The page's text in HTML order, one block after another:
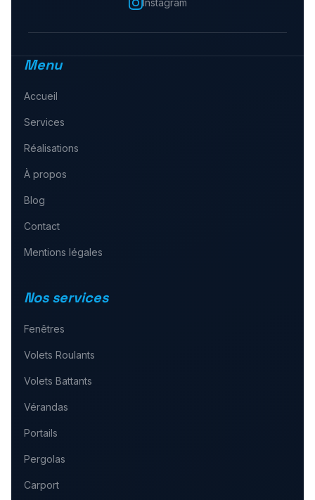
Instagram
Menu
Accueil
Services
Réalisations
À propos
Blog
Contact
Mentions légales
Nos services
Fenêtres
Volets Roulants
Volets Battants
Vérandas
Portails
Pergolas
Carport